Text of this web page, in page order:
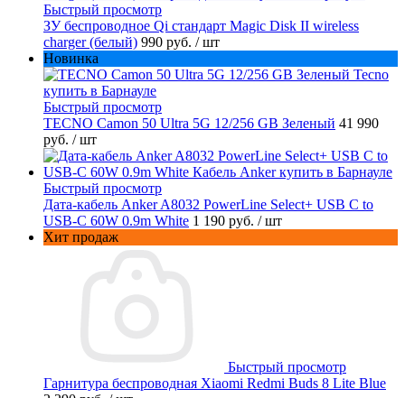
Быстрый просмотр
ЗУ беспроводное Qi стандарт Magic Disk II wireless
charger (белый) 990 руб. / шт
Новинка
Быстрый просмотр
TECNO Camon 50 Ultra 5G 12/256 GB Зеленый 41 990
руб. / шт
Быстрый просмотр
Дата-кабель Anker A8032 PowerLine Select+ USB C to
USB-C 60W 0.9m White 1 190 руб. / шт
Хит продаж
Быстрый просмотр
Гарнитура беспроводная Xiaomi Redmi Buds 8 Lite Blue